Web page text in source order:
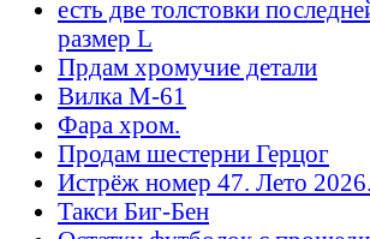
есть две толстовки
размер L
Прдам хромучие детали
Вилка М-61
Фара хром.
Продам шестерни Герцог
Истрёж номер 47. Лето
Такси Биг-Бен